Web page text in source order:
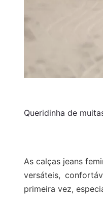
Queridinha de
As calças jeans
versáteis,
primeira vez,